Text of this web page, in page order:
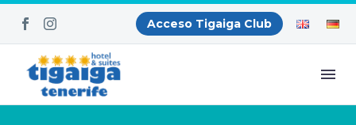
Acceso Tigaiga Club